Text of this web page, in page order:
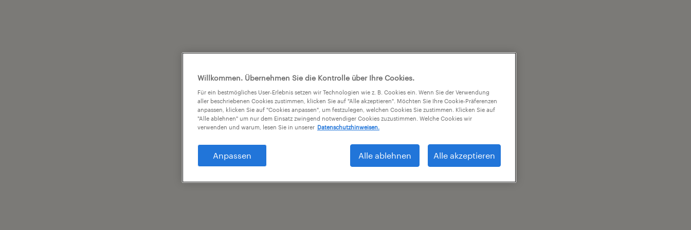
Willkommen. Übernehmen Sie die Kontrolle über Ihre Cookies.
Für ein bestmögliches User-Erlebnis setzen wir Technologien wie z. B. Cookies ein. Wenn Sie der Verwendung
aller beschriebenen Cookies zustimmen, klicken Sie auf "Alle akzeptieren". Möchten Sie Ihre Cookie-Präferenzen
anpassen, klicken Sie auf "Cookies anpassen", um festzulegen, welchen Cookies Sie zustimmen. Klicken Sie auf
"Alle ablehnen" um nur dem Einsatz zwingend notwendiger Cookies zuzustimmen. Welche Cookies wir
verwenden und warum, lesen Sie in unserer Datenschutzhinweisen.
Anpassen Alle ablehnen Alle akzeptieren